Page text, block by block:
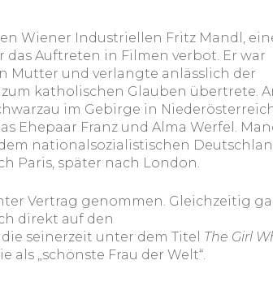
Wiener Industriellen Fritz Mandl,
Auftreten in Filmen verbot. Er war
Mutter und verlangte anlässlich der
katholischen Glauben übertrete.
im Gebirge in
Ehepaar Franz und Alma Werfel.
nationalsozialistischen
Paris, später nach London.
Vertrag genommen. Gleichzeitig
direkt auf den
seinerzeit unter dem Titel The Girl
als „schönste Frau der Welt“.